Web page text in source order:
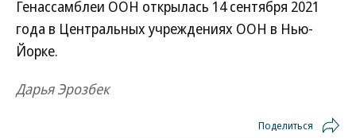
Генассамблеи ООН открылась 14 сентября 2021
года в Центральных учреждениях ООН в Нью-
Йорке.
Дарья Эрозбек
Поделиться